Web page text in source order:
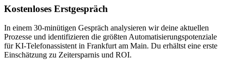
Kostenloses Erstgespräch
In einem 30-minütigen Gespräch analysieren wir deine aktuellen
Prozesse und identifizieren die größten Automatisierungspotenziale
für KI-Telefonassistent in Frankfurt am Main. Du erhältst eine erste
Einschätzung zu Zeitersparnis und ROI.